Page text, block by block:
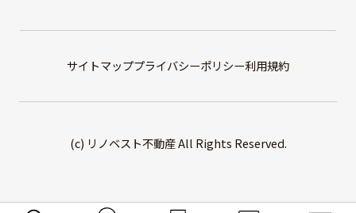
サイトマッププライバシーポリシー利用規約
(c) リノベスト不動産 All Rights Reserved.